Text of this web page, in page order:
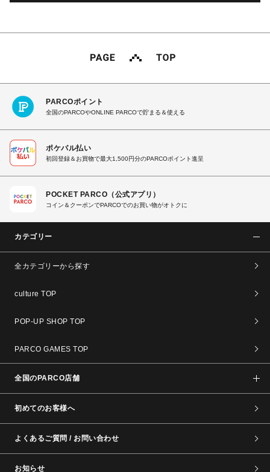
PARCOポイント
全国のPARCOやONLINE PARCOで貯まる＆使える
ポケパル払い
初回登録＆お買物で最大1,500円分のPARCOポイント進呈
POCKET PARCO（公式アプリ）
コイン＆クーポンでPARCOでのお買い物がオトクに
カテゴリー
全カテゴリーから探す
culture TOP
POP-UP SHOP TOP
PARCO GAMES TOP
全国のPARCO店舗
初めてのお客様へ
よくあるご質問 / お問い合わせ
お知らせ